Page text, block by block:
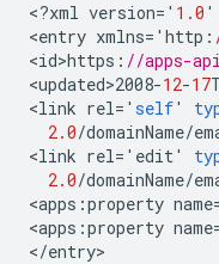
<?xml version= ' 1.0 '
<entry xmlns= ' http :
<id>https : //apps-
<updated>2008-12-17
<link rel= ' self'
2.0/domainName/
<link rel= ' edit'
2.0/domainName/
<apps :property name
<apps :property name
</entry